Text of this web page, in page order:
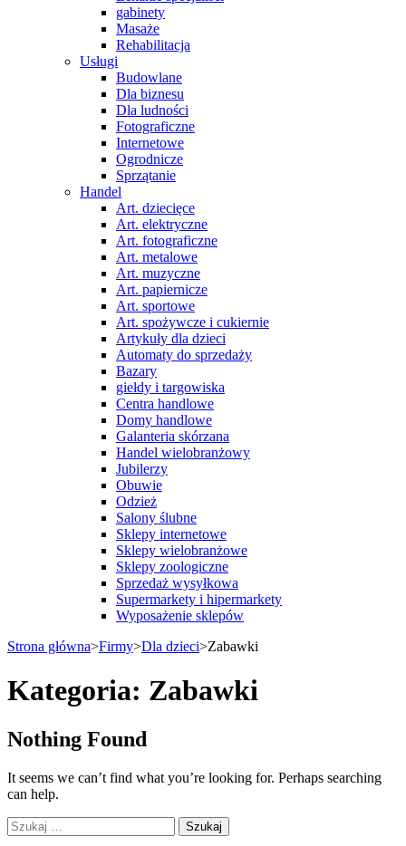
gabinety
Masaże
Rehabilitacja
Usługi
Budowlane
Dla biznesu
Dla ludności
Fotograficzne
Internetowe
Ogrodnicze
Sprzątanie
Handel
Art. dziecięce
Art. elektryczne
Art. fotograficzne
Art. metalowe
Art. muzyczne
Art. papiernicze
Art. sportowe
Art. spożywcze i cukiernie
Artykuły dla dzieci
Automaty do sprzedaży
Bazary
giełdy i targowiska
Centra handlowe
Domy handlowe
Galanteria skórzana
Handel wielobranżowy
Jubilerzy
Obuwie
Odzież
Salony ślubne
Sklepy internetowe
Sklepy wielobranżowe
Sklepy zoologiczne
Sprzedaż wysyłkowa
Supermarkety i hipermarkety
Wyposażenie sklepów
Strona główna>Firmy>Dla dzieci>Zabawki
Kategoria: Zabawki
Nothing Found
It seems we can’t find what you’re looking for. Perhaps searching
can help.
Szukaj: